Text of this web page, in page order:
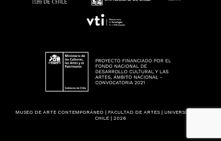
MUSEO DE ARTE CONTEMPORÁNEO | FACULTAD DE ARTES | UNIVERSIDAD DE
CHILE | 2026